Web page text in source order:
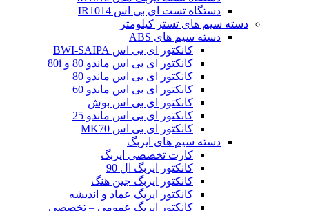
دستگاه تست ای بی اس IR1014
دسته سیم های تستر کیلومتر
دسته سیم های ABS
کانکتور ای بی اس BWI-SAIPA
کانکتور ای بی اس ماندو 80 و 80i
کانکتور ای بی اس ماندو 80
کانکتور ای بی اس ماندو 60
کانکتور ای بی اس بوش
کانکتور ای بی اس ماندو 25
کانکتور ای بی اس MK70
دسته سیم های ایربگ
کارت تخصصی ایربگ
کانکتور ایربگ ال 90
کانکتور ایربگ جین هنگ
کانکتور ایربگ عماد و اندیشه
کانکتور ایربگ عمومی – تخصصی